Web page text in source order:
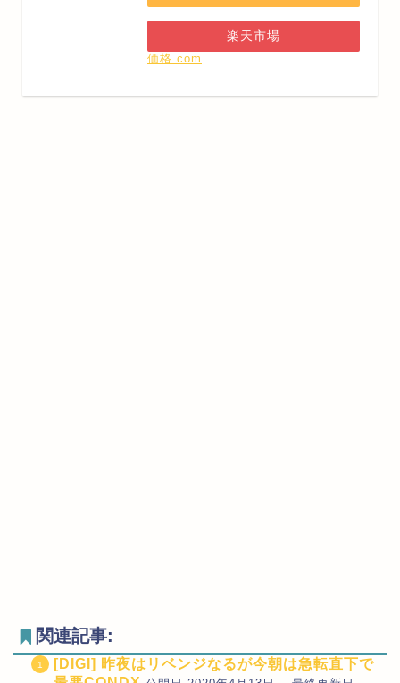
楽天市場
価格.com
関連記事:
[DIGI] 昨夜はリベンジなるが今朝は急転直下で